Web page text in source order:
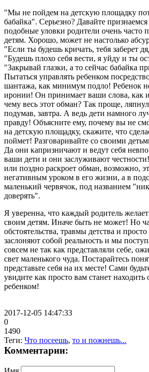
"Мы не пойдем на детскую площадку
бабайка". Серьезно? Давайте
подобные уловки родители очень часто
детям. Хорошо, может не настолько
"Если ты будешь кричать, тебя заберет
"Будешь плохо себя вести, я уйду и ты
"Закрывай глазки, а то сейчас бабайка
Пытаться управлять ребенком
шантажа, как минимум подло! Ребенок
иронии! Он принимает ваши слова, как
чему весь этот обман? Так проще,
подумав, завтра. А ведь дети намного
правду! Объясните ему, почему вы не
на детскую площадку, скажите, что
поймет! Разговаривайте со своими
Да они капризничают и ведут себя
ваши дети и они заслуживают
или поздно раскроет обман, возможно,
негативным уроком в его жизни, а в
маленький червячок, под названием
доверять".
Я уверенна, что каждый родитель
своим детям. Иначе быть не может! Но
обстоятельства, травмы детства и просто
заслоняют собой реальность и мы
совсем не так как представляли себе,
свет маленького чуда. Постарайтесь
представьте себя на их месте! Сами
увидите как просто вам станет
ребенком!
2017-12-05 14:47:33
0
1490
Теги: Что посеешь, то и пожнешь...
Комментарии: